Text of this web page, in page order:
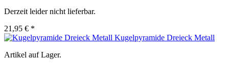
Derzeit leider nicht lieferbar.
21,95 € *
Kugelpyramide Dreieck Metall
Artikel auf Lager.